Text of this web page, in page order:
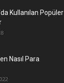
Kullanılan Popüler
Nasıl Para